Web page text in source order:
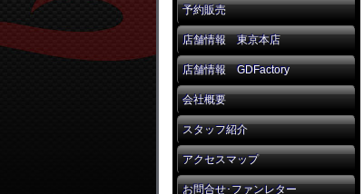
予約販売
店舗情報 東京本店
店舗情報 GDFactory
会社概要
スタッフ紹介
アクセスマップ
お問合せ･ファンレター